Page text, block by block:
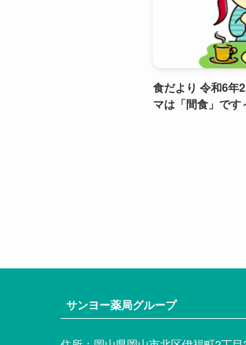
食だより 令和6
マは「間食」です
サンヨー薬局グループ